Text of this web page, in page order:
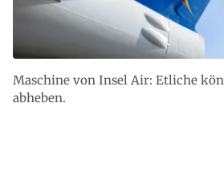
Maschine von Insel Air: Etliche
abheben.